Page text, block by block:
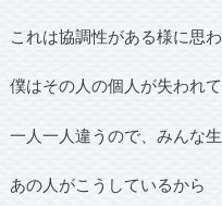
これは協調性がある様に思
僕はその人の個人が失われ
一人一人違うので、みんな
あの人がこうしているから